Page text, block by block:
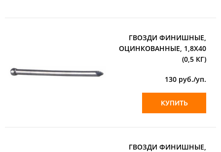
ГВОЗДИ ФИНИШНЫЕ,
ОЦИНКОВАННЫЕ, 1,8Х40
(0,5 КГ)
130 руб./уп.
КУПИТЬ
ГВОЗДИ ФИНИШНЫЕ,